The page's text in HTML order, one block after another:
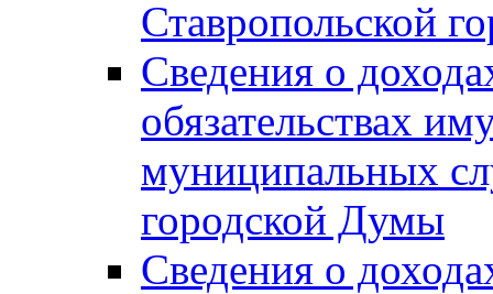
Ставропольской
Сведения о
обязательствах
муниципальных
городской Думы
Сведения о